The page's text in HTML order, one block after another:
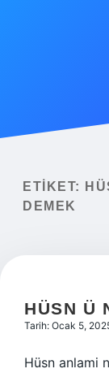
Yasal Uyarı
ETIKET:
DEMEK
HÜSN Ü
Tarih: Ocak 5,
Hüsn anlami